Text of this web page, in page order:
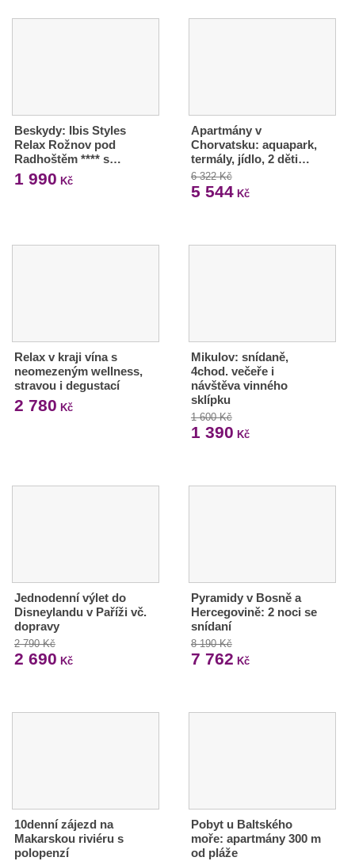
Beskydy: Ibis Styles
Relax Rožnov pod
Radhoštěm **** s…
1 990 Kč
Apartmány v
Chorvatsku: aquapark,
termály, jídlo, 2 děti…
6 322 Kč
5 544Kč
Relax v kraji vína s
neomezeným wellness,
stravou i degustací
2 780 Kč
Mikulov: snídaně,
4chod. večeře i
návštěva vinného
sklípku
1 600 Kč
1 390 Kč
Jednodenní výlet do
Disneylandu v Paříži vč.
dopravy
2 790 Kč
2 690 Kč
Pyramidy v Bosně a
Hercegovině: 2 noci se
snídaní
8 190 Kč
7 762 Kč
10denní zájezd na
Makarskou riviéru s
polopenzí
Pobyt u Baltského
moře: apartmány 300 m
od pláže